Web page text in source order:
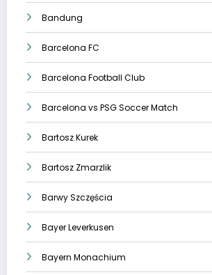
Bandung
Barcelona FC
Barcelona Football Club
Barcelona vs PSG Soccer Match
Bartosz Kurek
Bartosz Zmarzlik
Barwy Szczęścia
Bayer Leverkusen
Bayern Monachium